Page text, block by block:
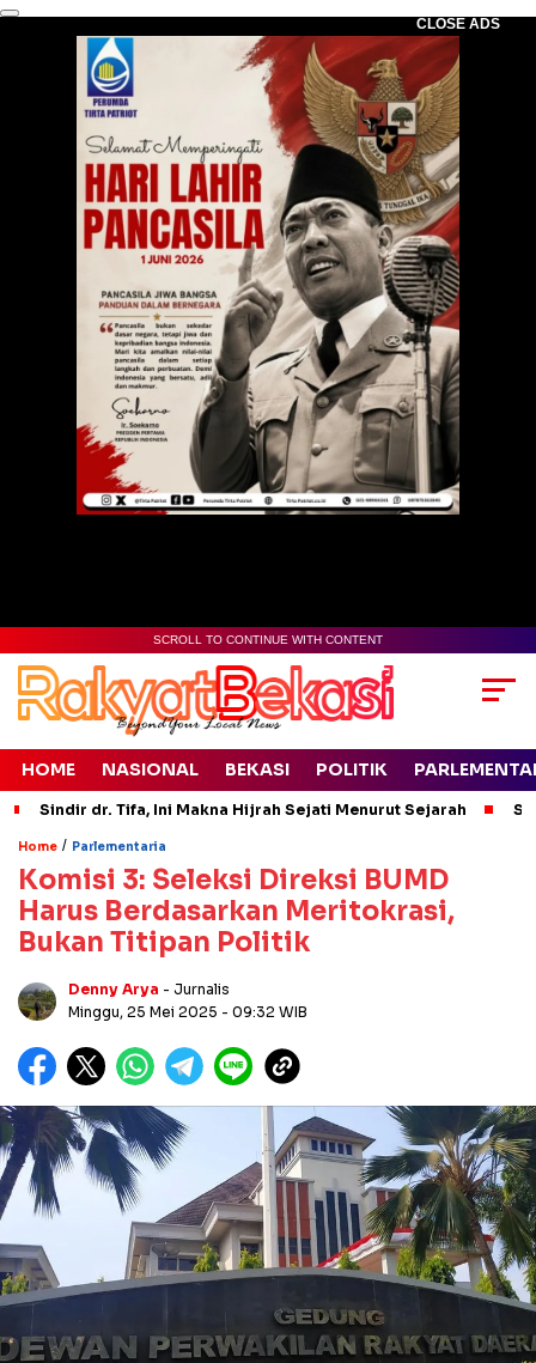
CLOSE ADS
SCROLL TO CONTINUE WITH CONTENT
HOME NASIONAL BEKASI POLITIK
Sindir dr. Tifa, Ini Makna Hijrah Sejati Menurut Sejarah
Home / Parlementaria
Komisi 3: Seleksi Direksi BUMD
Harus Berdasarkan Meritokrasi,
Bukan Titipan Politik
Denny Arya - Jurnalis
Minggu, 25 Mei 2025 - 09:32 WIB